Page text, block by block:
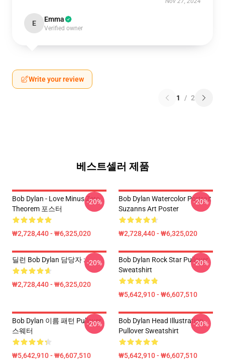
E Emma
Verified owner
Write your review
1 / 2
베스트셀러 제품
Bob Dylan - Love Minus Zero
Theorem 포스터
₩2,728,440 - ₩6,325,020
-20%
Bob Dylan Watercolor Portrait
Suzanns Art Poster
₩2,728,440 - ₩6,325,020
-20%
딜런 Bob Dylan 담당자 :
₩2,728,440 - ₩6,325,020
-20%
Bob Dylan Rock Star Pullover
Sweatshirt
₩5,642,910 - ₩6,607,510
-20%
Bob Dylan 이름 패턴 Pullover
스웨터
₩5,642,910 - ₩6,607,510
-20%
Bob Dylan Head Illustration
Pullover Sweatshirt
₩5,642,910 - ₩6,607,510
-20%